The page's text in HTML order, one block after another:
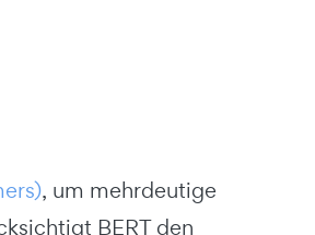
, um mehrdeutige
BERT den